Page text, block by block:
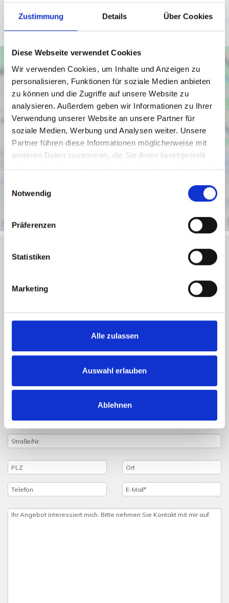
Zustimmung Details Über Cookies
Diese Webseite verwendet Cookies
Wir verwenden Cookies, um Inhalte und Anzeigen zu
personalisieren, Funktionen für soziale Medien anbieten
zu können und die Zugriffe auf unsere Website zu
analysieren. Außerdem geben wir Informationen zu Ihrer
Verwendung unserer Website an unsere Partner für
soziale Medien, Werbung und Analysen weiter. Unsere
Partner führen diese Informationen möglicherweise mit
weiteren Daten zusammen, die Sie ihnen bereitgestellt
haben oder die sie im Rahmen Ihrer Nutzung der Dienste
Notwendig
Präferenzen
Statistiken
Marketing
Alle zulassen
Auswahl erlauben
Ablehnen
Ich bin einverstanden
einen Besichtigungstermin vereinbaren, dann füllen Sie
einfach das untenstehende Formular vollständig aus und